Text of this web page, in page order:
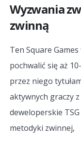
Wyzwania
zwinną
Ten Square
pochwalić się aż
przez niego
aktywnych graczy z
deweloperskie
metodyki zwinnej,